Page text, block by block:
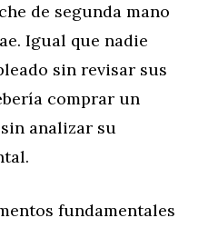
de segunda mano
Igual que nadie
sin revisar sus
comprar un
analizar su
fundamentales